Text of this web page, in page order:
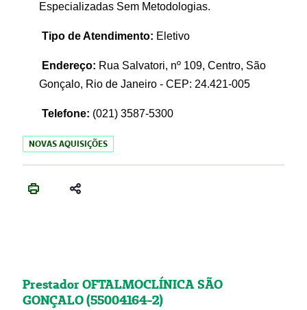
Especializadas Sem Metodologias.
Tipo de Atendimento: Eletivo
Endereço: Rua Salvatori, nº 109, Centro, São
Gonçalo, Rio de Janeiro - CEP: 24.421-005
Telefone: (021) 3587-5300
NOVAS AQUISIÇÕES
Prestador OFTALMOCLÍNICA SÃO
GONÇALO (55004164-2)